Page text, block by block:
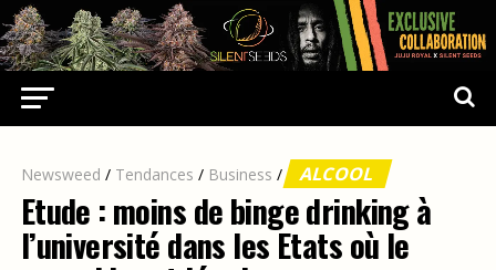
Newsweed / Tendances / Business / ALCOOL
Etude : moins de binge drinking à
l’université dans les Etats où le